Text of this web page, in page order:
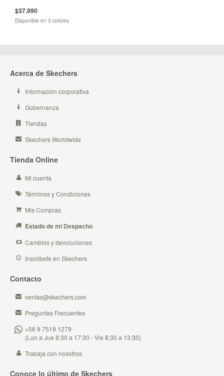
$37.990
Disponible en 3 colores
Acerca de Skechers
Información corporativa
Gobernanza
Tiendas
Skechers Worldwide
Tienda Online
Mi cuenta
Términos y Condiciones
Mis Compras
Estado de mi Despacho
Cambios y devoluciones
Inscribete en Skechers
Contacto
ventas@skechers.com
Preguntas Frecuentes
+56 9 7519 1279
(Lun a Jue 8:30 a 17:30 - Vie 8:30 a 13:30)
Trabaja con nosotros
Conoce lo último de Skechers